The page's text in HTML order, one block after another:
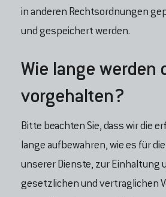
in anderen Rechtsordnungen
und gespeichert werden.
Wie lange werden
vorgehalten?
Bitte beachten Sie, dass wir die
lange aufbewahren, wie es für
unserer Dienste, zur Einhaltung
gesetzlichen und vertraglichen